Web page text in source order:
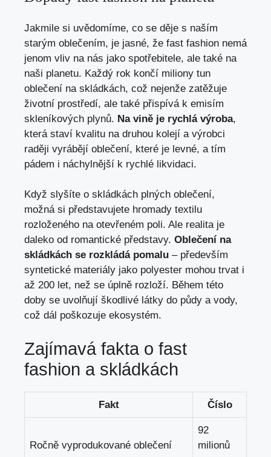
Jakmile si uvědomíme, co se děje s naším
starým oblečením, je jasné, že fast fashion nemá
jenom vliv na nás jako spotřebitele, ale také na
naši planetu. Každý rok končí miliony tun
oblečení na skládkách, což nejenže zatěžuje
životní prostředí, ale také přispívá k emisím
skleníkových plynů. Na vině je rychlá výroba,
která staví kvalitu na druhou kolejí a výrobci
raději vyrábějí oblečení, které je levné, a tím
pádem i náchylnější k rychlé likvidaci.
Když slyšíte o skládkách plných oblečení,
možná si představujete hromady textilu
rozloženého na otevřeném poli. Ale realita je
daleko od romantické představy. Oblečení na
skládkách se rozkládá pomalu – především
syntetické materiály jako polyester mohou trvat i
až 200 let, než se úplně rozloží. Během této
doby se uvolňují škodlivé látky do půdy a vody,
což dál poškozuje ekosystém.
Zajímavá fakta o fast
fashion a skládkách
Fakt Číslo
Ročně vyprodukované oblečení
92
milionů